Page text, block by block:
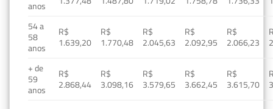
anos
54 a
58
anos
R$
1.639,20
R$
1.770,48
R$
2.045,63
R$
2.092,95
R$
2.066,23
+ de
59
anos
R$
2.868,44
R$
3.098,16
R$
3.579,65
R$
3.662,45
R$
3.615,70